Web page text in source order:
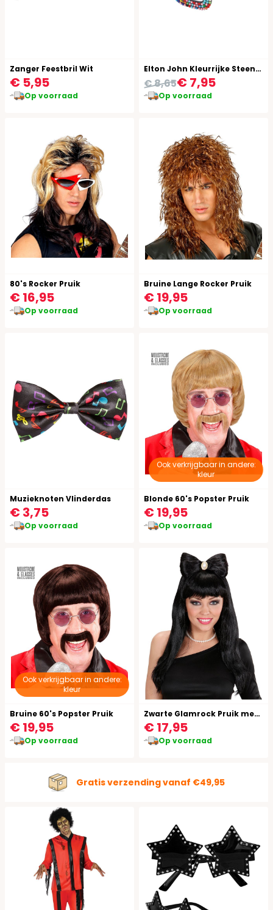
Zanger Feestbril Wit
€ 5,95
Op voorraad
Elton John Kleurrijke Steentjes Bril
€ 7,95
€ 8,65
Op voorraad
80's Rocker Pruik
€ 16,95
Op voorraad
Bruine Lange Rocker Pruik
€ 19,95
Op voorraad
Muzieknoten Vlinderdas
€ 3,75
Op voorraad
Ook verkrijgbaar in andere:
kleur
Blonde 60's Popster Pruik
€ 19,95
Op voorraad
Ook verkrijgbaar in andere:
kleur
Bruine 60's Popster Pruik
€ 19,95
Op voorraad
Zwarte Glamrock Pruik met Strik
€ 17,95
Op voorraad
Gratis verzending vanaf €49,95